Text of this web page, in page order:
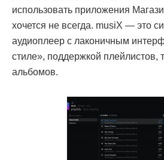
использовать приложения
хочется не всегда. musiX — это
аудиоплеер с лаконичным
стиле», поддержкой плейлистов,
альбомов.